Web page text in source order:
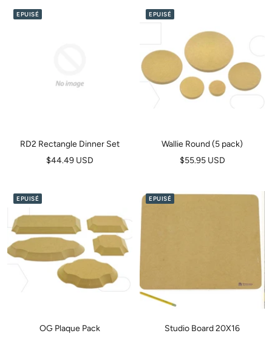
EPUISÉ
RD2 Rectangle Dinner Set
Prix
$44.49 USD
EPUISÉ
Wallie Round (5 pack)
Prix
$55.95 USD
EPUISÉ
OG Plaque Pack
EPUISÉ
Studio Board 20X16